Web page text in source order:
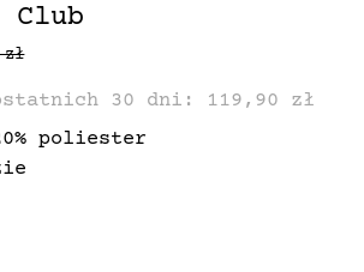
Club
zł
30 dni: 119,90 zł
poliester